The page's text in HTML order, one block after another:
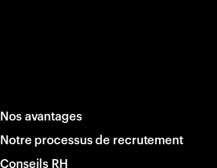
Nos avantages
Notre processus de recrutement
Conseils RH